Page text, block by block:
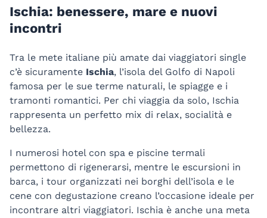
Ischia: benessere, mare e nuovi
incontri
Tra le mete italiane più amate dai viaggiatori single
c’è sicuramente Ischia, l’isola del Golfo di Napoli
famosa per le sue terme naturali, le spiagge e i
tramonti romantici. Per chi viaggia da solo, Ischia
rappresenta un perfetto mix di relax, socialità e
bellezza.
I numerosi hotel con spa e piscine termali
permettono di rigenerarsi, mentre le escursioni in
barca, i tour organizzati nei borghi dell’isola e le
cene con degustazione creano l’occasione ideale per
incontrare altri viaggiatori. Ischia è anche una meta